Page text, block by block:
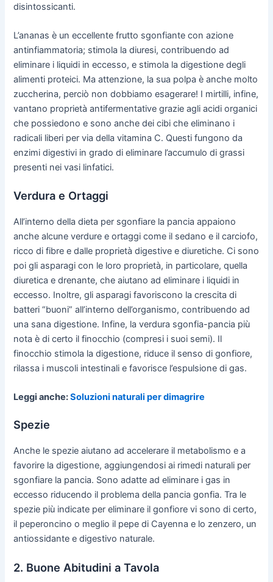
disintossicanti.
L’ananas è un eccellente frutto sgonfiante con azione
antinfiammatoria; stimola la diuresi, contribuendo ad
eliminare i liquidi in eccesso, e stimola la digestione degli
alimenti proteici. Ma attenzione, la sua polpa è anche molto
zuccherina, perciò non dobbiamo esagerare! I mirtilli, infine,
vantano proprietà antifermentative grazie agli acidi organici
che possiedono e sono anche dei cibi che eliminano i
radicali liberi per via della vitamina C. Questi fungono da
enzimi digestivi in grado di eliminare l’accumulo di grassi
presenti nei vasi linfatici.
Verdura e Ortaggi
All’interno della dieta per sgonfiare la pancia appaiono
anche alcune verdure e ortaggi come il sedano e il carciofo,
ricco di fibre e dalle proprietà digestive e diuretiche. Ci sono
poi gli asparagi con le loro proprietà, in particolare, quella
diuretica e drenante, che aiutano ad eliminare i liquidi in
eccesso. Inoltre, gli asparagi favoriscono la crescita di
batteri “buoni” all’interno dell’organismo, contribuendo ad
una sana digestione. Infine, la verdura sgonfia-pancia più
nota è di certo il finocchio (compresi i suoi semi). Il
finocchio stimola la digestione, riduce il senso di gonfiore,
rilassa i muscoli intestinali e favorisce l’espulsione di gas.
Leggi anche:Soluzioni naturali per dimagrire
Spezie
Anche le spezie aiutano ad accelerare il metabolismo e a
favorire la digestione, aggiungendosi ai rimedi naturali per
sgonfiare la pancia. Sono adatte ad eliminare i gas in
eccesso riducendo il problema della pancia gonfia. Tra le
spezie più indicate per eliminare il gonfiore vi sono di certo,
il peperoncino o meglio il pepe di Cayenna e lo zenzero, un
antiossidante e digestivo naturale.
2. Buone Abitudini a Tavola